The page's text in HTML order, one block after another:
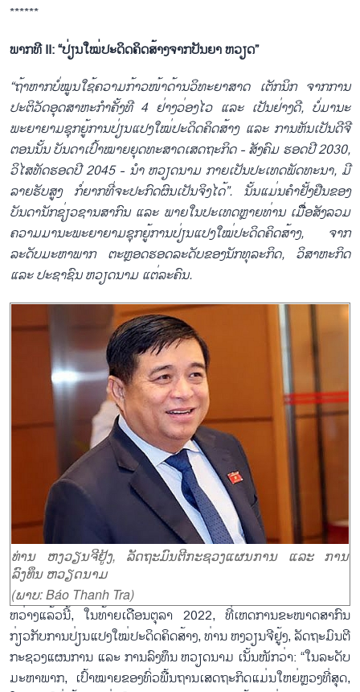
******
ພາກທີ II: “ປ່ຽນໃໝ່ປະດິດຄິດສ້າງຈາກປັນຍາ ຫວຽດ”
“ຖ້າຫາກບໍ່ໝູນໃຊ້ຄວາມກ້າວໜ້າດ້ານວິທະຍາສາດ ເຕັກນິກ ຈາກການ
ປະຕິວັດອຸດສາຫະກຳຄັ້ງທີ 4 ຢ່າງວ່ອງໄວ ແລະ ເປັນຢ່າງດີ, ບໍ່ມານະ
ພະຍາຍາມຊຸກຍູ້ການປ່ຽນແປງໃໝ່ປະດິດຄິດສ້າງ ແລະ ການຫັນເປັນດີຈີ
ຕອນນັ້ນ ບັນດາເປົ້າໝາຍຍຸດທະສາດເສດຖະກິດ - ສັງຄົມ ຮອດປີ 2030,
ວິໄສທັດຮອດປີ 2045 - ນຳ ຫວຽດນາມ ກາຍເປັນປະເທດພັດທະນາ, ມີ
ລາຍຮັບສູງ ກໍ່ຍາກທີ່ຈະປະກົດຜົນເປັນຈິງໄດ້”. ນັ້ນແມ່ນຄຳຢັ້ງຢືນຂອງ
ບັນດານັກຊ່ຽວຊານສາກົນ ແລະ ພາຍໃນປະເທດຫຼາຍທ່ານ ເມືື່ອສັງລວມ
ຄວາມມານະພະຍາຍາມຊຸກຍູ້ການປ່ຽນແປງໃໝ່ປະດິດຄິດສ້າງ, ຈາກ
ລະດັບມະຫາພາກ ຕະຫຼອດຮອດລະດັບຂອງນັກທຸລະກິດ, ວິສາຫະກິດ
ແລະ ປະຊາຊົນ ຫວຽດນາມ ແຕ່ລະຄົນ.
ທ່ານ ຫງວຽນຈີຢູ້ງ, ລັດຖະມົນຕີກະຊວງແຜນການ ແລະ ການ
ລົງທຶນ ຫວຽດນາມ
(ພາບ: Báo Thanh Tra)
ຫວ່າງແລ້ວນີ້, ໃນທ້າຍເດືອນຕຸລາ 2022, ທີ່ເຫດການຂະໜາດສາກົນ
ກ່ຽວກັບການປ່ຽນແປງໃໝ່ປະດິດຄິດສ້າງ, ທ່ານ ຫງວຽນຈີຢູ້ງ, ລັດຖະມົນຕີ
ກະຊວງແຜນການ ແລະ ການລົງທຶນ ຫວຽດນາມ ເນັ້ນໜັກວ່າ: “ໃນລະດັບ
ມະຫາພາກ, ເປົ້າໝາຍຂອງທົ່ວພື້ນຖານເສດຖະກິດແມ່ນໃຫຍ່ຫຼວງທີ່ສຸດ,